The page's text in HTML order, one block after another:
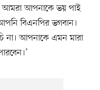
আমরা আপনাকে ভয় পাই
বিএনপির ভগবান।
না। আপনাকে এমন মারা